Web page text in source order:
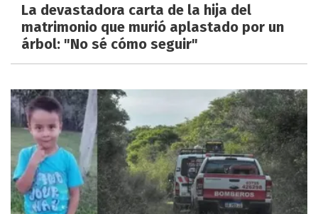
La devastadora carta de la hija del
matrimonio que murió aplastado por un
árbol: "No sé cómo seguir"